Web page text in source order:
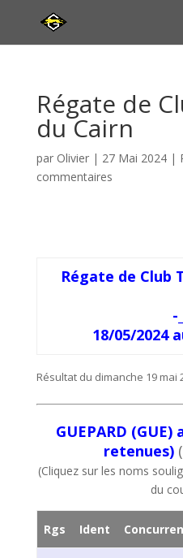
Régate de
du Cairn
par Olivier| 27 Mai 2024|
commentaires
Régate de Club
-
18/05/2024
Résultat du dimanche 19 mai
GUEPARD
retenues)
(Cliquez sur les noms
du
Rgs Ident